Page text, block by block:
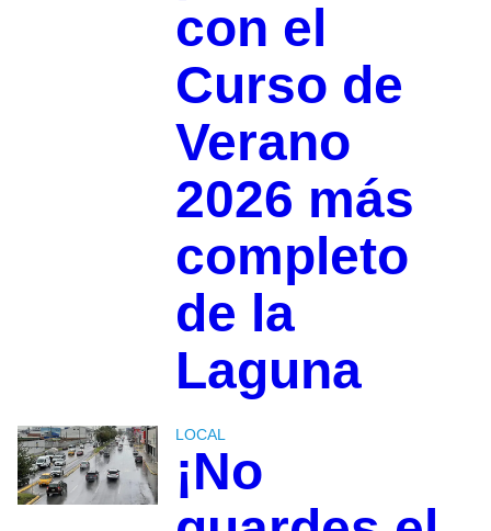
con el
Curso de
Verano
2026 más
completo
de la
Laguna
LOCAL
¡No